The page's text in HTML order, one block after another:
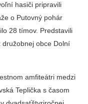
hasiči pripravili
o Putovný pohár
28 tímov. Predstavili
družobnej obce Dolní
amfiteátri medzi
Teplička s časom